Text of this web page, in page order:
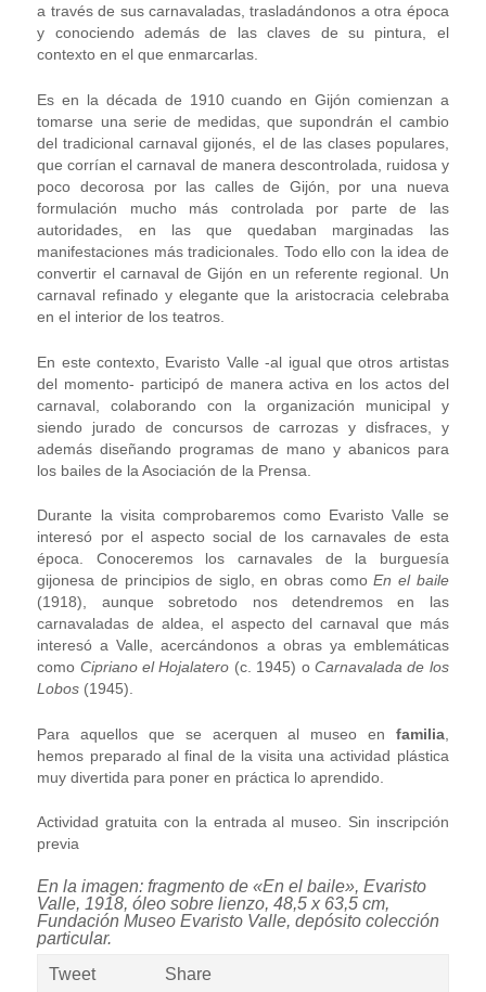
a través de sus carnavaladas, trasladándonos a otra época
y conociendo además de las claves de su pintura, el
contexto en el que enmarcarlas.
Es en la década de 1910 cuando en Gijón comienzan a
tomarse una serie de medidas, que supondrán el cambio
del tradicional carnaval gijonés, el de las clases populares,
que corrían el carnaval de manera descontrolada, ruidosa y
poco decorosa por las calles de Gijón, por una nueva
formulación mucho más controlada por parte de las
autoridades, en las que quedaban marginadas las
manifestaciones más tradicionales. Todo ello con la idea de
convertir el carnaval de Gijón en un referente regional. Un
carnaval refinado y elegante que la aristocracia celebraba
en el interior de los teatros.
En este contexto, Evaristo Valle -al igual que otros artistas
del momento- participó de manera activa en los actos del
carnaval, colaborando con la organización municipal y
siendo jurado de concursos de carrozas y disfraces, y
además diseñando programas de mano y abanicos para
los bailes de la Asociación de la Prensa.
Durante la visita comprobaremos como Evaristo Valle se
interesó por el aspecto social de los carnavales de esta
época. Conoceremos los carnavales de la burguesía
gijonesa de principios de siglo, en obras comoEn el baile
(1918), aunque sobretodo nos detendremos en las
carnavaladas de aldea, el aspecto del carnaval que más
interesó a Valle, acercándonos a obras ya emblemáticas
como Cipriano el Hojalatero (c. 1945) o Carnavalada de los
Lobos (1945).
Para aquellos que se acerquen al museo en familia,
hemos preparado al final de la visita una actividad plástica
muy divertida para poner en práctica lo aprendido.
Actividad gratuita con la entrada al museo. Sin inscripción
previa
En la imagen: fragmento de «En el baile», Evaristo
Valle, 1918, óleo sobre lienzo, 48,5 x 63,5 cm,
Fundación Museo Evaristo Valle, depósito colección
particular.
Tweet
Share